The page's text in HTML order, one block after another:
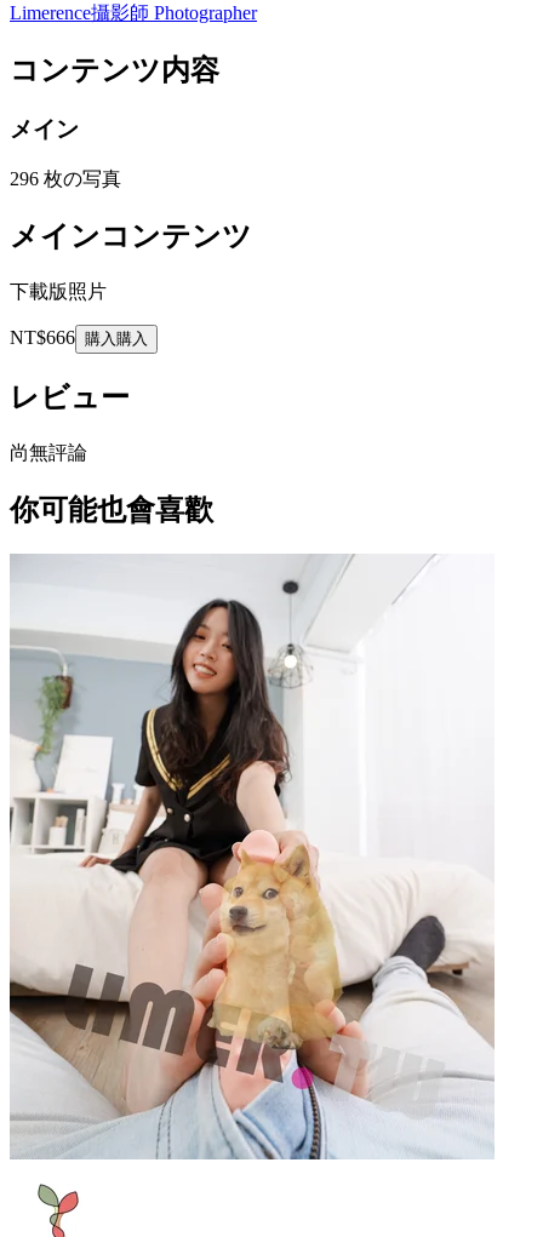
Limerence攝影師 Photographer
コンテンツ内容
メイン
296 枚の写真
メインコンテンツ
下載版照片
NT$666 購入購入
レビュー
尚無評論
你可能也會喜歡